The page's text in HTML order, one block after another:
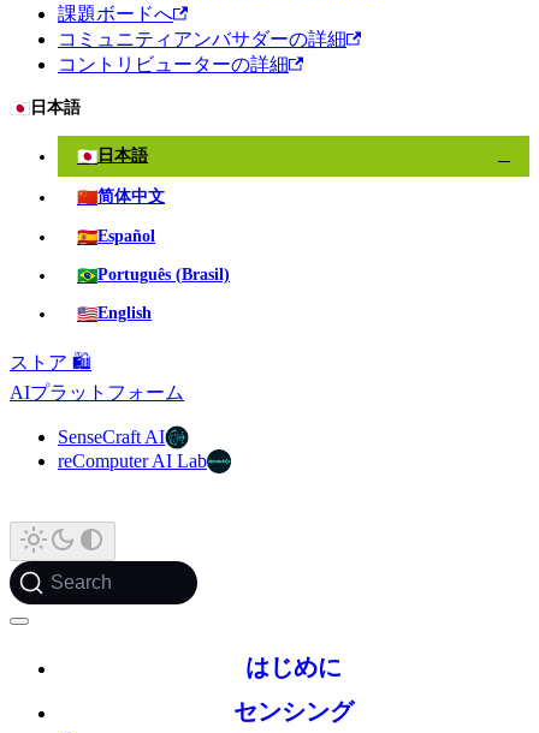
課題ボードへ
コミュニティアンバサダーの詳細
コントリビューターの詳細
🇯🇵 日本語
🇯🇵 日本語
🇨🇳简体中文
🇪🇸Español
🇧🇷Português (Brasil)
🇺🇸English
ストア 🛍️
AIプラットフォーム
SenseCraft AI
reComputer AI Lab
Search
はじめに
センシング